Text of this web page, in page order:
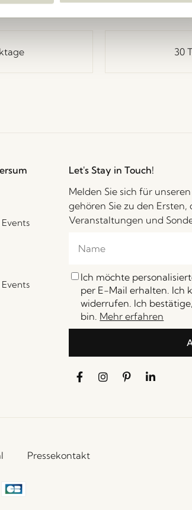
30
Let's Stay in Touch!
Melden Sie sich für
gehören Sie zu den Ersten,
Veranstaltungen und
Ich möchte
per E-Mail erhalten. Ich
widerrufen. Ich
bin. Mehr erfahren
Pressekontakt